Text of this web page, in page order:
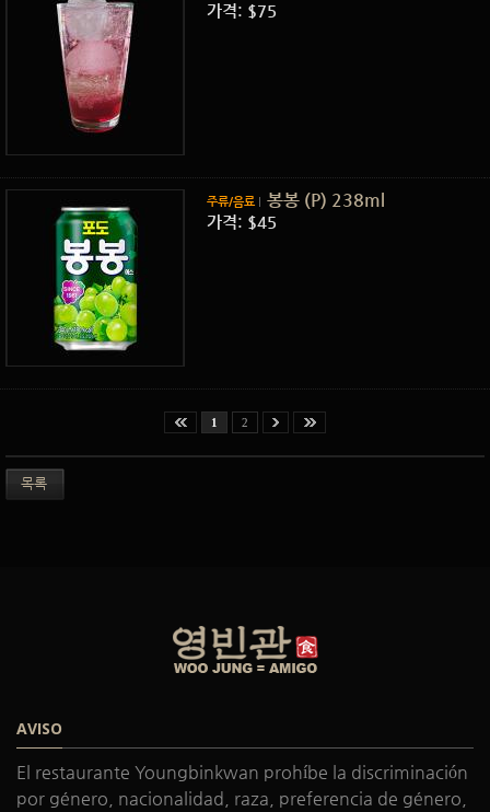
가격: $75
주류/음료 봉봉 (P) 238ml
가격: $45
1 2
목록
AVISO
El restaurante Youngbinkwan prohíbe la discriminación
por género, nacionalidad, raza, preferencia de género,